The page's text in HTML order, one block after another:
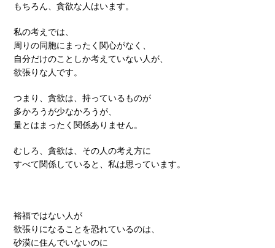
もちろん、貪欲な人はいます。
私の考えでは、
周りの同胞にまったく関心がなく、
自分だけのことしか考えていない人が、
欲張りな人です。
つまり、貪欲は、持っているものが
多かろうが少なかろうが、
量とはまったく関係ありません。
むしろ、貪欲は、その人の考え方に
すべて関係していると、私は思っています。
裕福ではない人が
欲張りになることを恐れているのは、
砂漠に住んでいないのに